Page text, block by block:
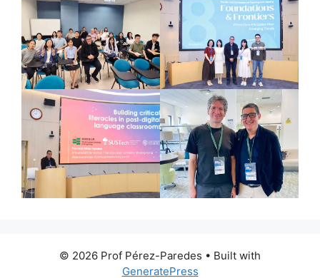
© 2026 Prof Pérez-Paredes • Built with
GeneratePress